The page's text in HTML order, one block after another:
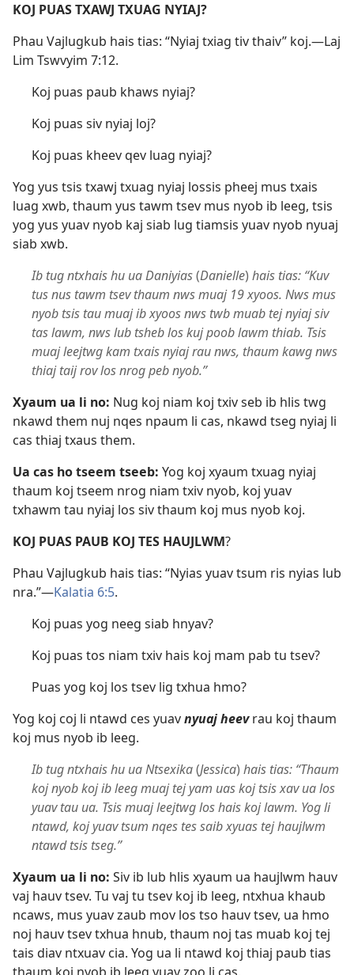
KOJ PUAS TXAWJ TXUAG NYIAJ?
Phau Vajlugkub hais tias: “Nyiaj txiag tiv thaiv” koj.​—Laj
Lim Tswvyim 7:12.
Koj puas paub khaws nyiaj?
Koj puas siv nyiaj loj?
Koj puas kheev qev luag nyiaj?
Yog yus tsis txawj txuag nyiaj lossis pheej mus txais
luag xwb, thaum yus tawm tsev mus nyob ib leeg, tsis
yog yus yuav nyob kaj siab lug tiamsis yuav nyob nyuaj
siab xwb.
Ib tug ntxhais hu ua Daniyias(Danielle) hais tias: “Kuv
tus nus tawm tsev thaum nws muaj 19 xyoos. Nws mus
nyob tsis tau muaj ib xyoos nws twb muab tej nyiaj siv
tas lawm, nws lub tsheb los kuj poob lawm thiab. Tsis
muaj leejtwg kam txais nyiaj rau nws, thaum kawg nws
thiaj taij rov los nrog peb nyob.”
Xyaum ua li no: Nug koj niam koj txiv seb ib hlis twg
nkawd them nuj nqes npaum li cas, nkawd tseg nyiaj li
cas thiaj txaus them.
Ua cas ho tseem tseeb: Yog koj xyaum txuag nyiaj
thaum koj tseem nrog niam txiv nyob, koj yuav
txhawm tau nyiaj los siv thaum koj mus nyob koj.
KOJ PUAS PAUB KOJ TES HAUJLWM?
Phau Vajlugkub hais tias: “Nyias yuav tsum ris nyias lub
nra.”​—Kalatia 6:5.
Koj puas yog neeg siab hnyav?
Koj puas tos niam txiv hais koj mam pab tu tsev?
Puas yog koj los tsev lig txhua hmo?
Yog koj coj li ntawd ces yuavnyuaj heevrau koj thaum
koj mus nyob ib leeg.
Ib tug ntxhais hu ua Ntsexika(Jessica) hais tias: “Thaum
koj nyob koj ib leeg muaj tej yam uas koj tsis xav ua los
yuav tau ua. Tsis muaj leejtwg los hais koj lawm. Yog li
ntawd, koj yuav tsum nqes tes saib xyuas tej haujlwm
ntawd tsis tseg.”
Xyaum ua li no: Siv ib lub hlis xyaum ua haujlwm hauv
vaj hauv tsev. Tu vaj tu tsev koj ib leeg, ntxhua khaub
ncaws, mus yuav zaub mov los tso hauv tsev, ua hmo
noj hauv tsev txhua hnub, thaum noj tas muab koj tej
tais diav ntxuav cia. Yog ua li ntawd koj thiaj paub tias